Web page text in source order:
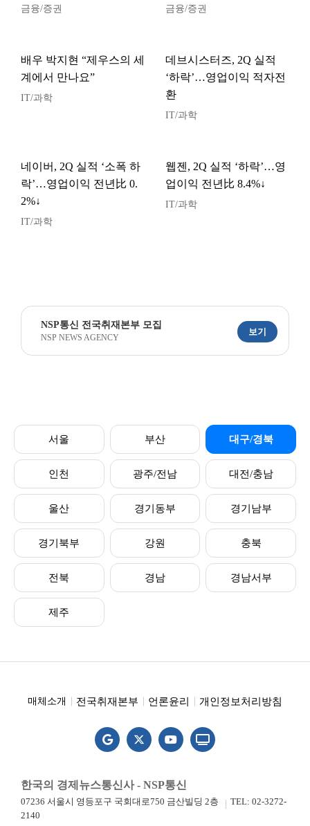
금융/증권 금융/증권
배우 박지현 “제우스의 세
계에서 만나요”
IT/과학
데브시스터즈, 2Q 실적
‘하락’…영업이익 적자전
환
IT/과학
네이버, 2Q 실적 ‘소폭 하
락’…영업이익 전년比 0.
2%↓
IT/과학
웹젠, 2Q 실적 ‘하락’…영
업이익 전년比 8.4%↓
IT/과학
NSP통신 전국취재본부 모집
NSP NEWS AGENCY
보기
서울 부산 대구/경북
인천 광주/전남 대전/충남
울산 경기동부 경기남부
경기북부 강원 충북
전북 경남 경남서부
제주
매체소개 전국취재본부 언론윤리 개인정보처리방침
한국의 경제뉴스통신사 - NSP통신
07236 서울시 영등포구 국회대로750 금산빌딩 2층
TEL: 02-3272-
2140